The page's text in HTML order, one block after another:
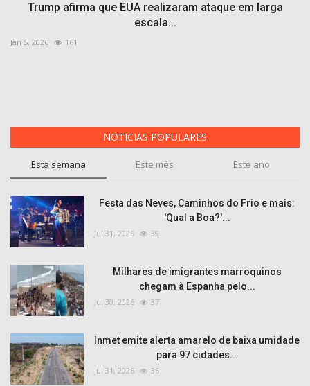
Trump afirma que EUA realizaram ataque em larga
escala...
Jan 5, 2026 161
NOTICIAS POPULARES
Esta semana Este mês Este ano
Festa das Neves, Caminhos do Frio e mais:
'Qual a Boa?'...
Jul 31, 2026 39
Milhares de imigrantes marroquinos
chegam à Espanha pelo...
Jul 30, 2026 37
Inmet emite alerta amarelo de baixa umidade
para 97 cidades...
Jul 31, 2026 36